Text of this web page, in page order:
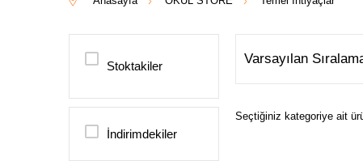
Stoktakiler
İndirimdekiler
Seçtiğiniz kategoriye ait